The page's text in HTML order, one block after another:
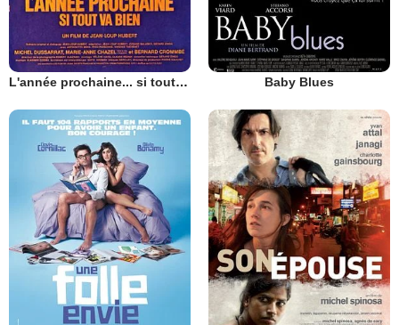
L'année prochaine... si tout va bien Baby Blues